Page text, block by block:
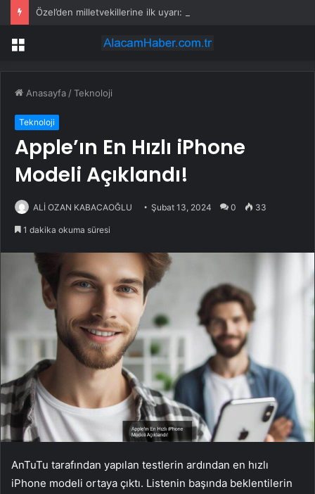
Menü
Anasayfa /Teknoloji
Teknoloji
Apple’ın En Hızlı iPhone
Modeli Açıklandı!
ALİ OZAN KABACAOĞLU Şubat 13, 2024 0 33
1 dakika okuma süresi
AnTuTu tarafından yapılan testlerin ardından en hızlı
iPhone modeli ortaya çıktı. Listenin başında beklentilerin